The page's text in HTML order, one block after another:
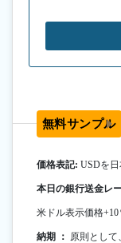
無料サンプル
価格表記: USDを
本日の銀行送金レ
米ドル表示価格+10
納期 ： 原則として